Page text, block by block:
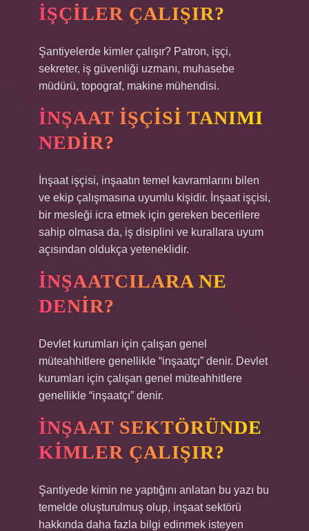
IŞÇILER ÇALIŞIR?
Şantiyelerde kimler çalışır? Patron, işçi,
sekreter, iş güvenliği uzmanı, muhasebe
müdürü, topograf, makine mühendisi.
İNŞAAT IŞÇISI TANIMI
NEDIR?
İnşaat işçisi, inşaatın temel kavramlarını bilen
ve ekip çalışmasına uyumlu kişidir. İnşaat işçisi,
bir mesleği icra etmek için gereken becerilere
sahip olmasa da, iş disiplini ve kurallara uyum
açısından oldukça yeteneklidir.
İNŞAATCILARA NE
DENIR?
Devlet kurumları için çalışan genel
müteahhitlere genellikle “inşaatçı” denir. Devlet
kurumları için çalışan genel müteahhitlere
genellikle “inşaatçı” denir.
İNŞAAT SEKTÖRÜNDE
KIMLER ÇALIŞIR?
Şantiyede kimin ne yaptığını anlatan bu yazı bu
temelde oluşturulmuş olup, inşaat sektörü
hakkında daha fazla bilgi edinmek isteyen